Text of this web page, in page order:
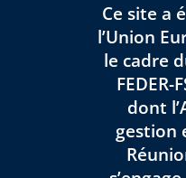
Ce site a
l’Union
le cadre
FEDER-
dont
gestion